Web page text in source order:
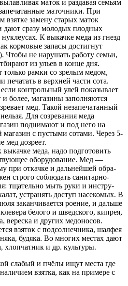
маток и раздавая семь­ям
маточники. При
взятке замену старых маток
дают сразу молодых плодных
К выкачке меда из гнезд
кормовые запасы достигнут
Чтобы не нарушать работу семьи,
из ульев в конце дня.
только рамки со зрелым ме­дом,
в верхней части сота.
контрольный улей пока­зывает
более, магазины запол­няются
мед. Такой незапе­чатанный
Для созревания меда
поднимают и под него на
магазин с пустыми сотами. Через 5-
мед дозреет.
меда, надо подготовить
оборудование. Мед —
при откачке и дальнейшей обра­
строго соблюдать санитарно-
тщательно мыть руки и инстру­
устранять доступ насекомых. В
заканчивается роение, и дальше
белого и шведского, кипрея,
вереска и других медоносов.
взяток с подсолнечника, шалфея
будяка. Во многих местах дают
хлопчатник и др. культуры.
слабый и пчёлы ищут места где
взятка, как на примере с